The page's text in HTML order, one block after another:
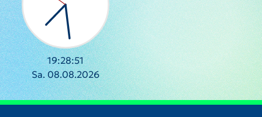
19:28:51
Sa. 08.08.2026